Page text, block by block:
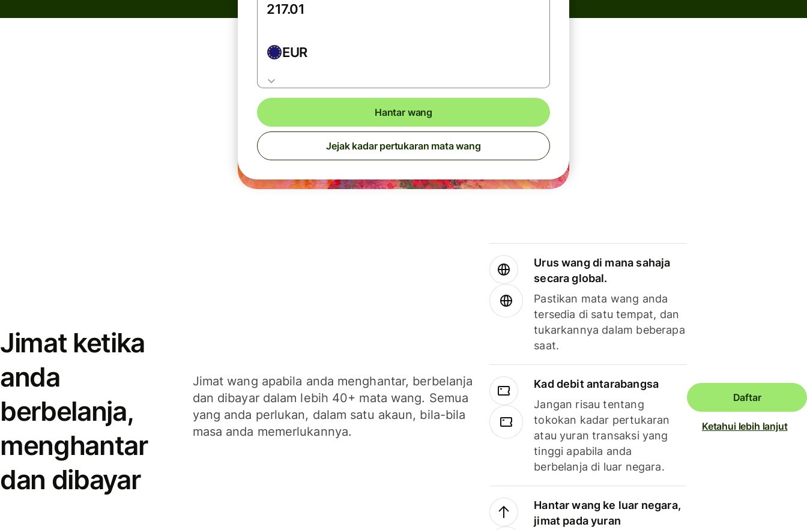
EUR
Hantar wang
Jejak kadar pertukaran mata wang
Jimat ketika
anda
berbelanja,
menghantar
dan dibayar
Jimat wang apabila anda menghantar, berbelanja
dan dibayar dalam lebih 40+ mata wang. Semua
yang anda perlukan, dalam satu akaun, bila-bila
masa anda memerlukannya.
Urus wang di mana sahaja
secara global.
Pastikan mata wang anda
tersedia di satu tempat, dan
tukarkannya dalam beberapa
saat.
Kad debit antarabangsa
Jangan risau tentang
tokokan kadar pertukaran
atau yuran transaksi yang
tinggi apabila anda
berbelanja di luar negara.
Hantar wang ke luar negara,
jimat pada yuran
Daftar
Ketahui lebih lanjut